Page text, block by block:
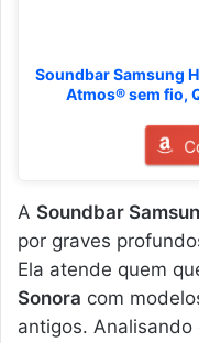
Soundbar Samsung
Atmos® sem fio,
A Soundbar
por graves
Ela atende quem
Sonora com
antigos.